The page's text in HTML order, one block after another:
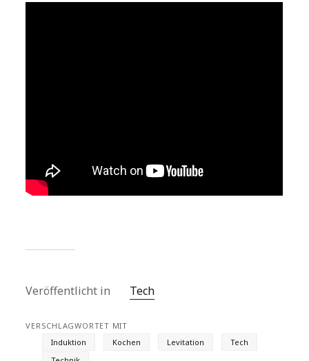
Veröffentlicht in Tech
VERSCHLAGWORTET MIT
Induktion
Kochen Levitation
Tech